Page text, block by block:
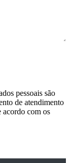
pessoais são
de atendimento
acordo com os